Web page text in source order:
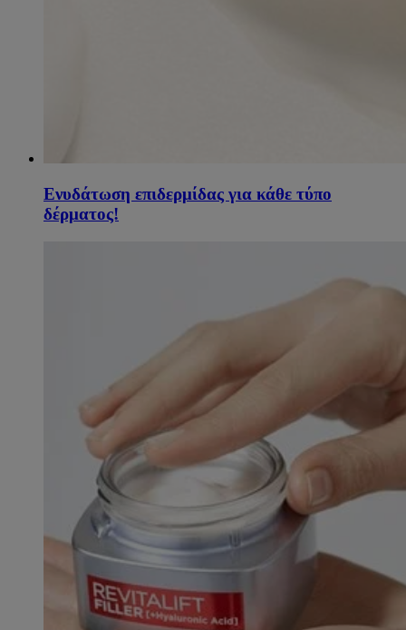
Ενυδάτωση επιδερμίδας για κάθε τύπο
δέρματος!